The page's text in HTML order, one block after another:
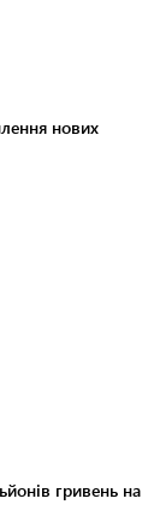
нових
гривень на